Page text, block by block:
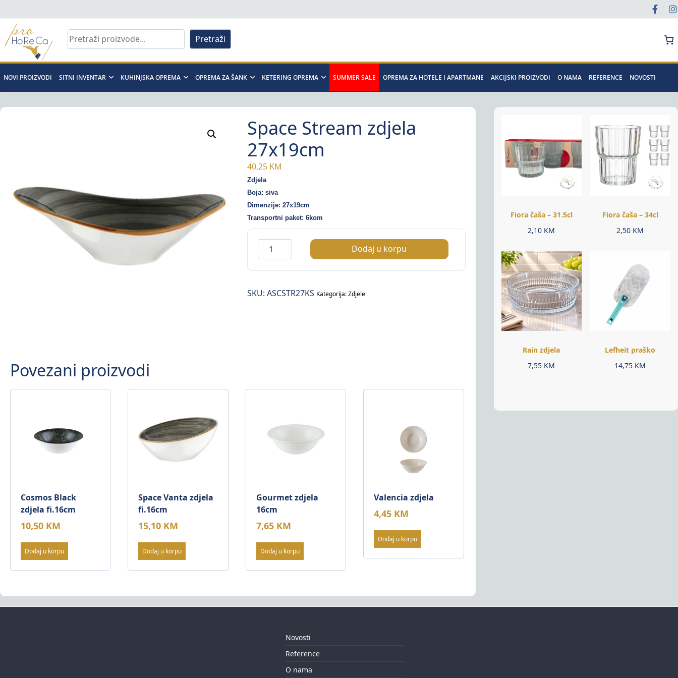
to
content
Pro
Horeca
d.o.o
Pretraži
NOVI PROIZVODI SITNI INVENTAR KUHINJSKA OPREMA OPREMA ZA ŠANK KETERING OPREMA SUMMER SALE OPREMA ZA HOTELE I APARTMANE AKCIJSKI PROIZVODI O NAMA REFERENCE NOVOSTI
Space Stream zdjela
27x19cm
40,25 KM
Zdjela
Boja: siva
Dimenzije: 27x19cm
Transportni paket: 6kom
Space
Stream
zdjela
količina
Dodaj u korpu
SKU: ASCSTR27KS Kategorija:Zdjele
Povezani proizvodi
Cosmos Black
zdjela fi.16cm
10,50 KM
Dodaj u korpu
Space Vanta zdjela
fi.16cm
15,10 KM
Dodaj u korpu
Gourmet zdjela
16cm
7,65 KM
Dodaj u korpu
Valencia zdjela
4,45 KM
Dodaj u korpu
Fiora čaša – 31.5cl
2,10 KM
Fiora čaša – 34cl
2,50 KM
Rain zdjela
7,55 KM
Lefheit praško
14,75 KM
Novosti
Reference
O nama